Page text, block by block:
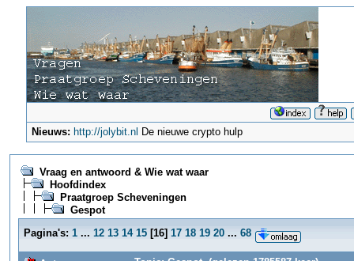
Nieuws: http://jolybit.nl De nieuwe crypto hulp
Vraag en antwoord & Wie wat waar
Hoofdindex
Praatgroep Scheveningen
Gespot
Pagina's: 1 ... 12 13 14 15 [16] 17 18 19 20 ... 68